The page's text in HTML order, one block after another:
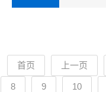
首页 上一页
8 9 10